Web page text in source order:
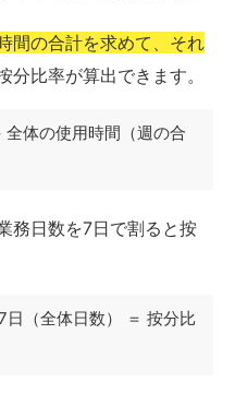
間の合計を求めて、それ
按分比率が算出できます。
体の使用時間（週の合
務日数を7日で割ると按
（全体日数） ＝ 按分比